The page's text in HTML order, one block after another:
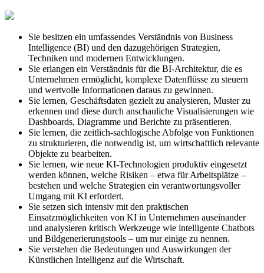
Sie besitzen ein umfassendes Verständnis von Business
Intelligence (BI) und den dazugehörigen Strategien,
Techniken und modernen Entwicklungen.
Sie erlangen ein Verständnis für die BI-Architektur, die es
Unternehmen ermöglicht, komplexe Datenflüsse zu steuern
und wertvolle Informationen daraus zu gewinnen.
Sie lernen, Geschäftsdaten gezielt zu analysieren, Muster zu
erkennen und diese durch anschauliche Visualisierungen wie
Dashboards, Diagramme und Berichte zu präsentieren.
Sie lernen, die zeitlich-sachlogische Abfolge von Funktionen
zu strukturieren, die notwendig ist, um wirtschaftlich relevante
Objekte zu bearbeiten.
Sie lernen, wie neue KI-Technologien produktiv eingesetzt
werden können, welche Risiken – etwa für Arbeitsplätze –
bestehen und welche Strategien ein verantwortungsvoller
Umgang mit KI erfordert.
Sie setzen sich intensiv mit den praktischen
Einsatzmöglichkeiten von KI in Unternehmen auseinander
und analysieren kritisch Werkzeuge wie intelligente Chatbots
und Bildgenerierungstools – um nur einige zu nennen.
Sie verstehen die Bedeutungen und Auswirkungen der
Künstlichen Intelligenz auf die Wirtschaft.